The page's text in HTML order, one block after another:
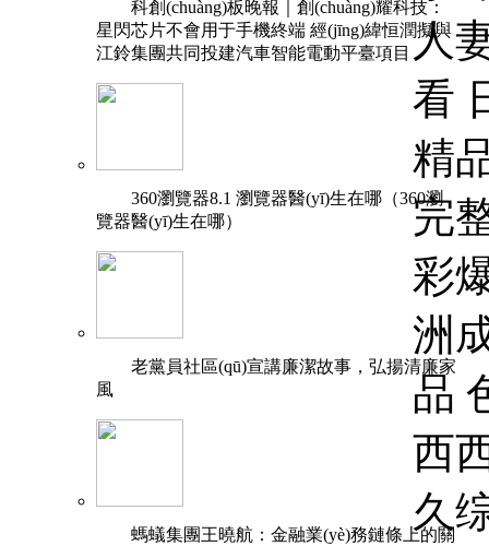
科創(chuàng)板晚報｜創(chuàng)耀科技：
星閃芯片不會用于手機終端 經(jīng)緯恒潤擬與
江鈴集團共同投建汽車智能電動平臺項目
360瀏覽器8.1 瀏覽器醫(yī)生在哪（360瀏
覽器醫(yī)生在哪）
老黨員社區(qū)宣講廉潔故事，弘揚清廉家
風
螞蟻集團王曉航：金融業(yè)務鏈條上的關